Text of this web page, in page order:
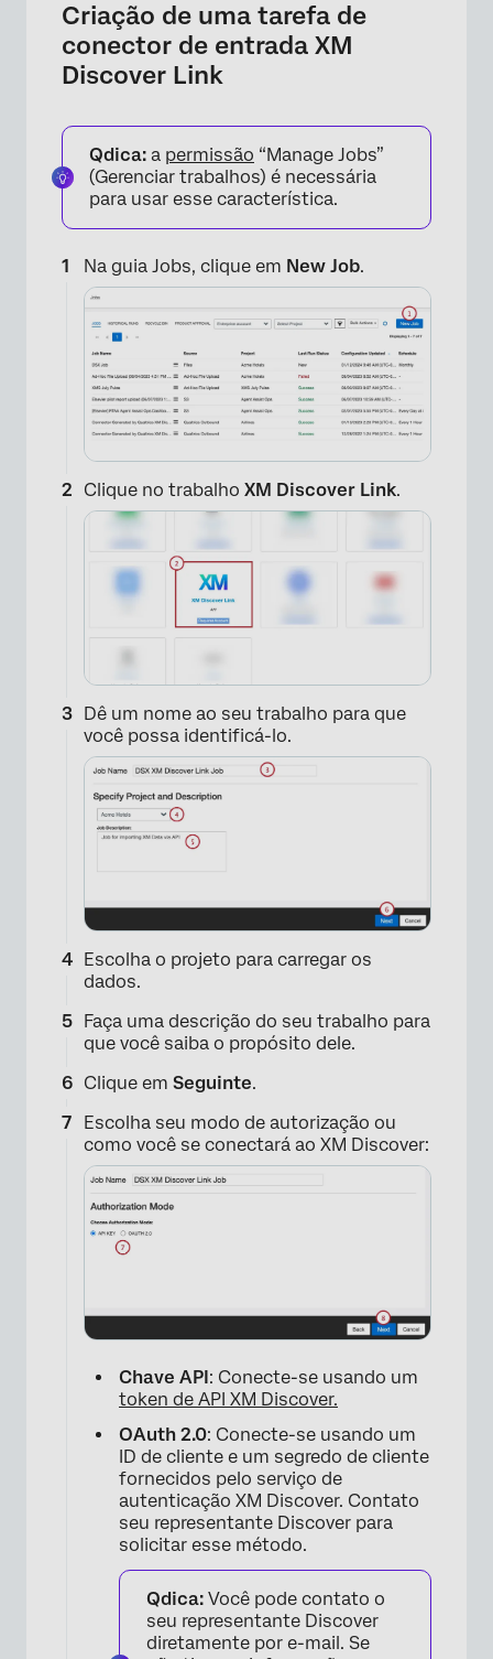
Criação de uma tarefa de
conector de entrada XM
Discover Link
Qdica: a permissão “Manage Jobs”
(Gerenciar trabalhos) é necessária
para usar esse característica.
Na guia Jobs, clique em New Job.
Clique no trabalho XM Discover Link.
×
Dê um nome ao seu trabalho para que
você possa identificá-lo.
Escolha o projeto para carregar os
dados.
Faça uma descrição do seu trabalho para
que você saiba o propósito dele.
Clique em Seguinte.
Escolha seu modo de autorização ou
como você se conectará ao XM Discover:
Chave API: Conecte-se usando um
token de API XM Discover.
OAuth 2.0: Conecte-se usando um
ID de cliente e um segredo de cliente
fornecidos pelo serviço de
autenticação XM Discover. Contato
seu representante Discover para
solicitar esse método.
Qdica: Você pode contato o
seu representante Discover
diretamente por e-mail. Se